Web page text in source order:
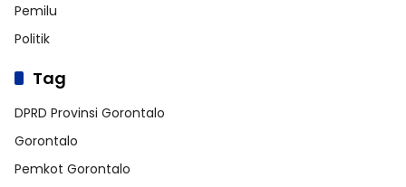
Pemilu
Politik
Tag
DPRD Provinsi Gorontalo
Gorontalo
Pemkot Gorontalo